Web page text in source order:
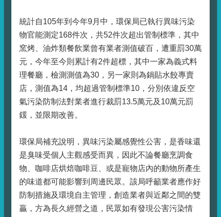
統計自105年到今年9月中，環保局已執行異味污染
物官能測定168件次，共52件次超出管制標準，其中
窯烤、油炸類餐飲業曾有業者測值破百，遭重罰30萬
元，今年至今則累計有2件超標，其中一家為義式料
理餐廳，檢測測值為30，另一家則為鍋貼水餃專賣
店，測值為14，均超過管制標準10，分別依違反空
氣污染防制法對業者進行裁罰13.5萬元及10萬元罰
鍰，並限期改善。
環保局補充說明，異味污染屬感覺性公害，是香味還
是臭味受個人主觀感受而異，因此不論餐廳烹調食
物、咖啡店烘焙咖啡豆、或是寵物店內的動物所產生
的味道都可能影響到周邊民眾。該局呼籲業者應作好
防制措施及環境自主管理，創造業者與近鄰之間的雙
贏，方為長久經營之道，民眾如有發現公害污染情